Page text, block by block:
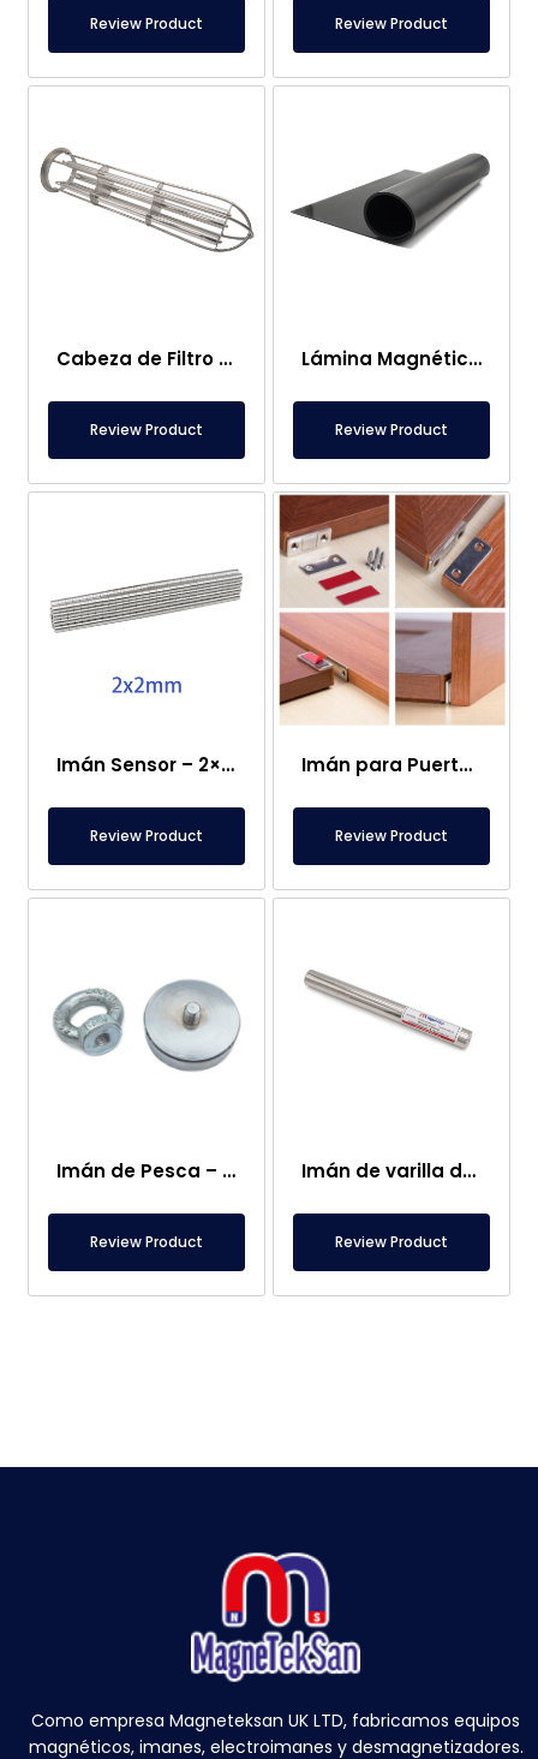
Review Product Review Product
Cabeza de Filtro Magnético de Bolsa
Review Product
Lámina Magnética – Para Uso en el Suelo – Apto para Alimentos
Review Product
Imán Sensor – 2×2 mm
Review Product
Imán para Puerta de Caravana
Review Product
Imán de Pesca – Potente Imán de Rescate Marino
Review Product
Imán de varilla de neodimio de Ø25×250 mm – Conexión hembra M8 en un lado
Review Product
Como empresa Magneteksan UK LTD, fabricamos equipos
magnéticos, imanes, electroimanes y desmagnetizadores.